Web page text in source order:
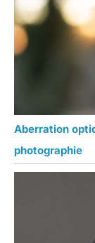
Aberration
photographie